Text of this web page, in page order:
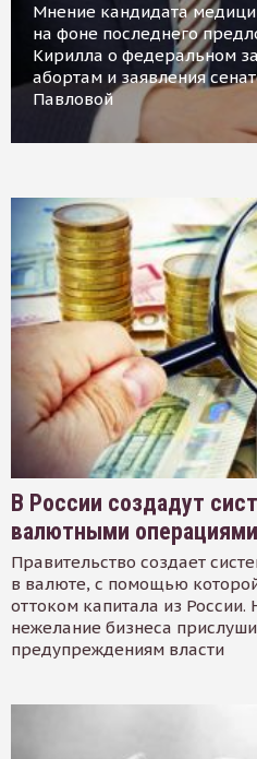
Мнение кандидата
на фоне последнего
Кирилла о федеральном
абортам и заявления
Павловой
В России создадут
валютными операциями
Правительство создает
в валюте, с помощью
оттоком капитала из России.
нежелание бизнеса
предупреждениям власти